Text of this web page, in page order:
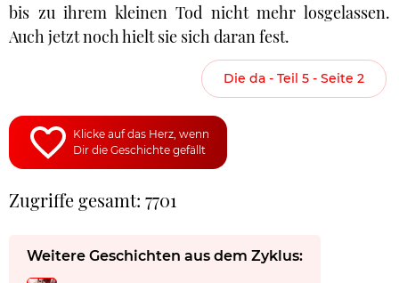
bis zu ihrem kleinen Tod nicht mehr losgelassen.
Auch jetzt noch hielt sie sich daran fest.
Die da - Teil 5 - Seite 2
Klicke auf das Herz, wenn
Dir die Geschichte gefällt
Zugriffe gesamt: 7701
Weitere Geschichten aus dem Zyklus: